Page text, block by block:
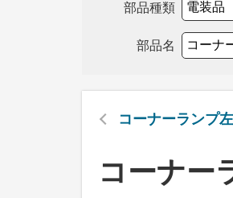
部品種類
部品名
コーナーランプ左
コーナー